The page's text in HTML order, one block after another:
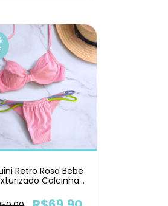
Retro Rosa Bebe
Calcinha